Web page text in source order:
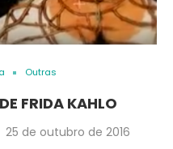
Outras
FRIDA KAHLO
25 de outubro de 2016